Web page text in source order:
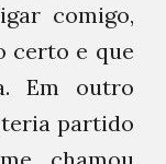
comigo,
certo e que
Em outro
partido